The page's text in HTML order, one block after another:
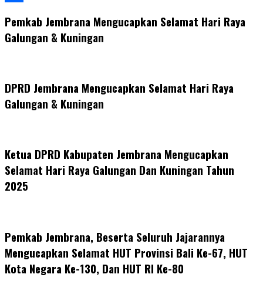
Pemkab Jembrana Mengucapkan Selamat Hari Raya
Galungan & Kuningan
DPRD Jembrana Mengucapkan Selamat Hari Raya
Galungan & Kuningan
Ketua DPRD Kabupaten Jembrana Mengucapkan
Selamat Hari Raya Galungan Dan Kuningan Tahun
2025
Pemkab Jembrana, Beserta Seluruh Jajarannya
Mengucapkan Selamat HUT Provinsi Bali Ke-67, HUT
Kota Negara Ke-130, Dan HUT RI Ke-80